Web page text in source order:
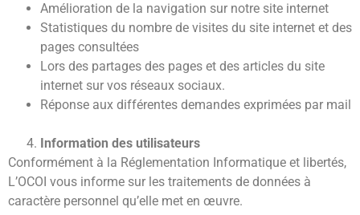
Amélioration de la navigation sur notre site internet
Statistiques du nombre de visites du site internet et des
pages consultées
Lors des partages des pages et des articles du site
internet sur vos réseaux sociaux.
Réponse aux différentes demandes exprimées par mail
Information des utilisateurs
Conformément à la Réglementation Informatique et libertés,
L’OCOI vous informe sur les traitements de données à
caractère personnel qu’elle met en œuvre.